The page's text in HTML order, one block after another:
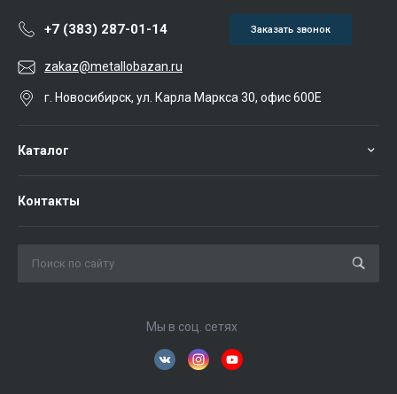
+7 (383) 287-01-14 Заказать звонок
zakaz@metallobazan.ru
г. Новосибирск, ул. Карла Маркса 30, офис 600Е
Каталог
Контакты
Мы в соц. сетях